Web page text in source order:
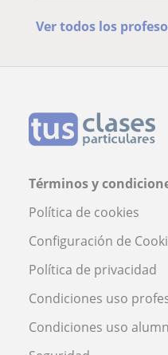
Ver todos los
Términos y
Política de cookies
Configuración de
Política de privacidad
Condiciones uso
Condiciones uso